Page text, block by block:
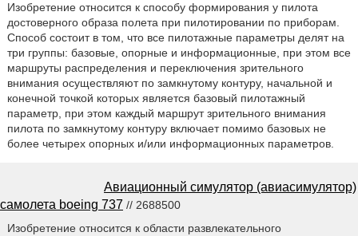
Изобретение относится к способу формирования у пилота
достоверного образа полета при пилотировании по приборам.
Способ состоит в том, что все пилотажные параметры делят на
три группы: базовые, опорные и информационные, при этом все
маршруты распределения и переключения зрительного
внимания осуществляют по замкнутому контуру, начальной и
конечной точкой которых является базовый пилотажный
параметр, при этом каждый маршрут зрительного внимания
пилота по замкнутому контуру включает помимо базовых не
более четырех опорных и/или информационных параметров.
Авиационный симулятор (авиасимулятор)
самолета boeing 737 // 2688500
Изобретение относится к области развлекательного